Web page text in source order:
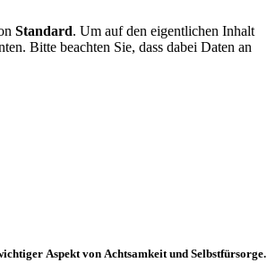
Standard. Um auf den eigentlichen Inhalt
Bitte beachten Sie, dass dabei Daten an
Aspekt von Achtsamkeit und Selbstfürsorge.